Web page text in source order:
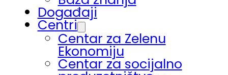
Događaji
Centri
Centar za Zelenu
Ekonomiju
Centar za socijalno